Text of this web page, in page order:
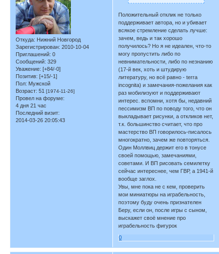
Откуда: Нижний Новгород
Зарегистрирован: 2010-10-04
Приглашений: 0
Сообщений: 329
Уважение: [+84/-0]
Позитив: [+15/-1]
Пол: Мужской
Возраст: 51 [1974-11-26]
Провел на форуме:
4 дня 21 час
Последний визит:
2014-03-26 20:05:43
Положительный отклик не только
поддерживает автора, но и убивает
всякое стремление сделать лучше:
зачем, ведь и так хорошо
получилось? Но я не идеален, что-то
могу пропустить либо по
невнимательности, либо по незнанию
(17-й век, хоть и штудирую
литературу, но всё равно - terra
incognita) и замечания-пожелания как
раз мобилизуют и поддерживают
интерес. вспомни, хотя бы, недавний
пессимизм ВП по поводу того, что он
выкладывает рисунки, а откликов нет,
т.к. большинство считает, что про
мастерство ВП говорилось-писалось
многократно, зачем же повторяться.
Один Моллвиц держит его в тонусе
своей помощью, замечаниями,
советами. И ВП рисовать семилетку
сейчас интереснее, чем ГВР, а 1941-й
вообще заглох.
Увы, мне пока не с кем, проверить
мои миниатюры на играбельность,
поэтому буду очень признателен
Беру, если он, после игры с сыном,
выскажет своё мнение про
играбельность фигурок
0